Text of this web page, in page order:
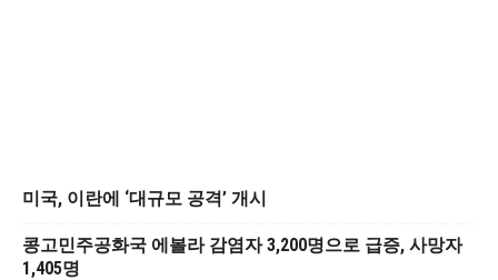
미국, 이란에 ‘대규모 공격’ 개시
콩고민주공화국 에볼라 감염자 3,200명으로 급증, 사망자
1,405명